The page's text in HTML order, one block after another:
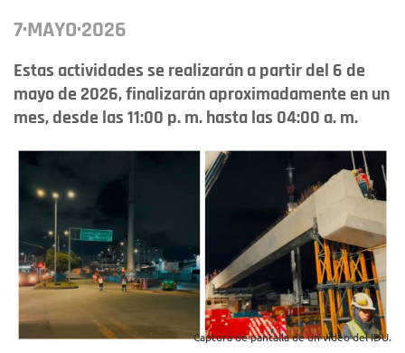
7·MAYO·2026
Estas actividades se realizarán a partir del 6 de
mayo de 2026, finalizarán aproximadamente en un
mes, desde las 11:00 p. m. hasta las 04:00 a. m.
Captura de pantalla de un video del IDU.